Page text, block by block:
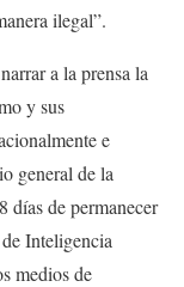
ilegal”.
a la prensa la
y sus
e
general de la
días de permanecer
Inteligencia
medios de